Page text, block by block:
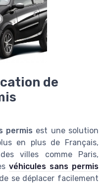
de
permis est une solution
en plus de Français,
villes comme Paris,
véhicules sans permis
se déplacer facilement